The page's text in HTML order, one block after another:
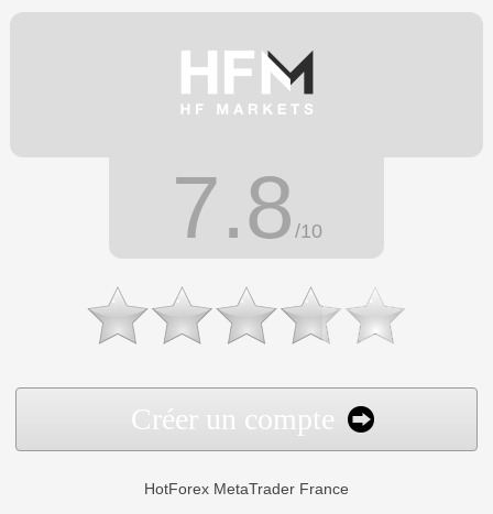
7.8 /10
Créer un compte
HotForex MetaTrader France